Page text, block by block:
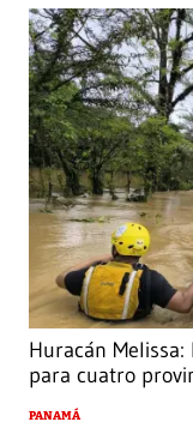
Huracán
para cuatro
PANAMÁ